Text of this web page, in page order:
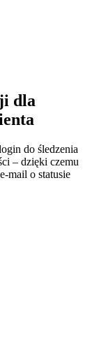
dla
do śledzenia
– dzięki czemu
mail o statusie